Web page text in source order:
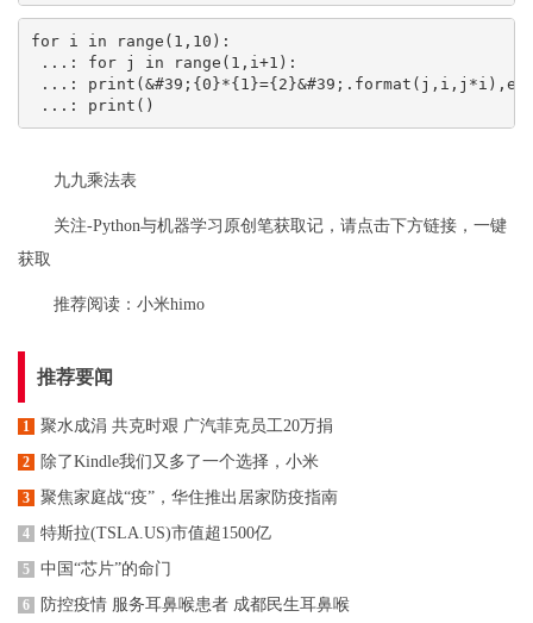
for i in range(1,10):
...: for j in range(1,i+1):
...:
...: print()
九九乘法表
关注-Python与机器学习原创笔获取记，请点击下方链接，一键
获取
推荐阅读： 小米himo
推荐要闻
1 聚水成涓 共克时艰 广汽菲克员工20万捐
2 除了Kindle我们又多了一个选择，小米
3 聚焦家庭战“疫”，华住推出居家防疫指南
4 特斯拉(TSLA.US)市值超1500亿
5 中国“芯片”的命门
6 防控疫情 服务耳鼻喉患者 成都民生耳鼻喉